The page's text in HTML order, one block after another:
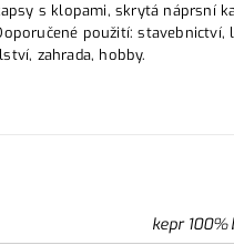
s klopami, skrytá náprsní
použití:
zahrada, hobby.
kepr 100%